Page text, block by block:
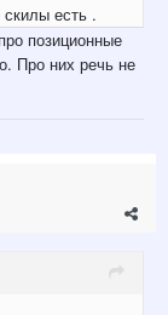
есть .
позиционные
Про них речь не